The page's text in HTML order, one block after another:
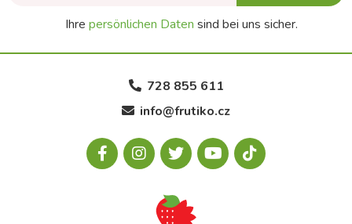
Ihre persönlichen Daten sind bei uns sicher.
728 855 611
info@frutiko.cz